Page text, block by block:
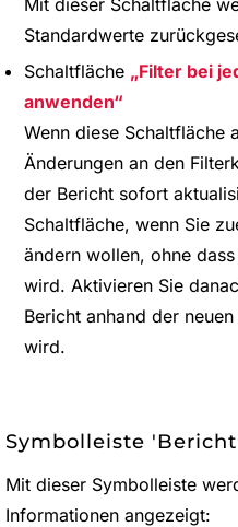
Mit dieser Schaltfläche
Standardwerte
Schaltfläche
Filter bei
anwenden
Wenn diese Schaltfläche
Änderungen an den
der Bericht sofort
Schaltfläche, wenn Sie
ändern wollen, ohne
wird. Aktivieren Sie
Bericht anhand der
wird.
Symbolleiste
Mit dieser Symbolleiste
Informationen angezeigt: